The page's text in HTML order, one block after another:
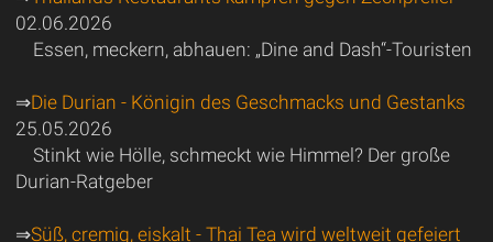
02.06.2026
Essen, meckern, abhauen: „Dine and Dash“-Touristen
⇒Die Durian - Königin des Geschmacks und Gestanks
25.05.2026
Stinkt wie Hölle, schmeckt wie Himmel? Der große
Durian-Ratgeber
⇒Süß, cremig, eiskalt - Thai Tea wird weltweit gefeiert